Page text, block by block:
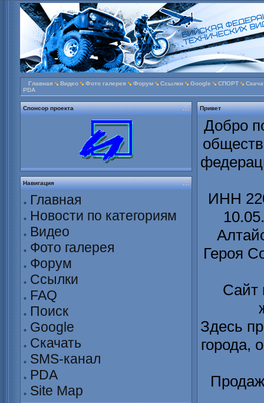
Главная Видео Фото галерея Форум Ссылки Google СПОРТ
PDA
Спонсор проекта
Навигация
Главная
Новости по категориям
Видео
Фото галерея
Форум
Ссылки
FAQ
Поиск
Google
Скачать
SMS-канал
PDA
Site Map
Привет
Добро
ИНН
Героя
Сайт
Здесь
города,